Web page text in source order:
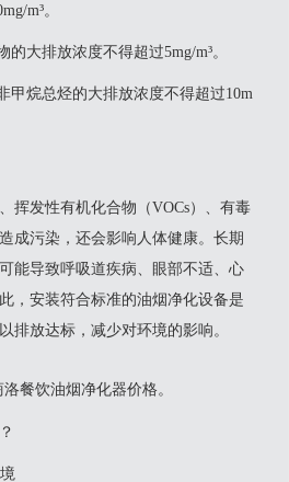
m³。
大排放浓度不得超过5mg/m³。
甲烷总烃的大排放浓度不得超过10m
挥发性有机化合物（VOCs）、有毒
成污染，还会影响人体健康。长期
能导致呼吸道疾病、眼部不适、心
，安装符合标准的油烟净化设备是
排放达标，减少对环境的影响。
餐饮油烟净化器价格。